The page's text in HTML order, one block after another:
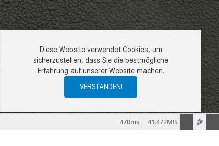
Diese Website verwendet Cookies, um
sicherzustellen, dass Sie die bestmögliche
Erfahrung auf unserer Website machen.
VERSTANDEN!
41.472MB
470ms